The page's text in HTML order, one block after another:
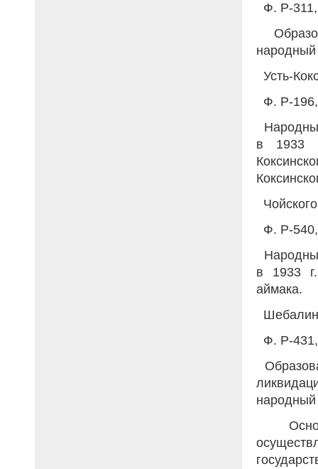
Ф. Р-311,
народный
Усть-
Ф. Р-196,
в 1933
Ф. Р-540,
в 1933
аймака.
Ф. Р-431,
народный